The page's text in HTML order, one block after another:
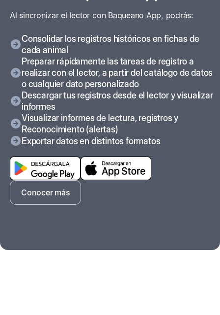
Al sincronizar el lector con Baqueano App, podrás:
Consolidar los registros históricos en fichas de
cada animal
Preparar rápidamente las tareas de registro a
realizar con el lector, a partir del catálogo de datos
o cualquier dato personalizado
Descargar tus registros desde el lector y visualizar
informes
Visualizar informes de lectura, registros y
Reconocimiento (alertas)
Exportar datos en distintos formatos
Conocer más